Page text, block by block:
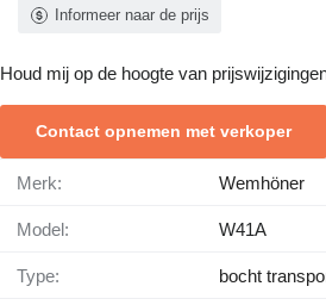
Informeer naar de prijs
Houd mij op de hoogte van
Contact opnemen met verkoper
Merk: Wemhöner
Model: W41A
Type: bocht